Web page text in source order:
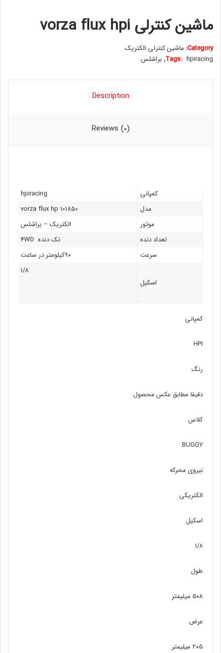
ماشین کنترلی vorza flux hpi
Category: ماشین کنترلی الکتریک
Tags: hpiracing
,براشلس
Description
Reviews (0)
کمپانی
hpiracing
مدل
vorza flux hp 101850
موتور
الکتریک – براشلس
تعداد دنده
تک دنده 4WD
سرعت
اسکیل
۱/۸
کمپانی
HPI
رنگ
دقیقا مطابق عکس محصول
کلاس
BUGGY
نیروی محرکه
الکتریکی
اسکیل
۱/۸
طول
۵۰۸ میلیمتر
عرض
۲۰۵ میلیمتر